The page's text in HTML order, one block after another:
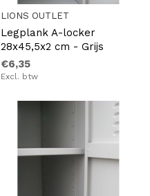
LIONS OUTLET
Legplank A-locker
28x45,5x2 cm - Grijs
€6,35
Excl. btw